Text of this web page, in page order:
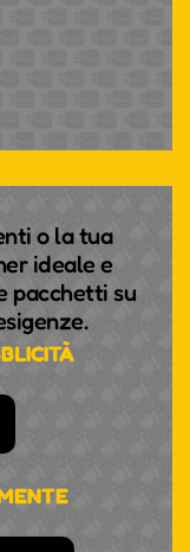
o la tua
ideale e
pacchetti su